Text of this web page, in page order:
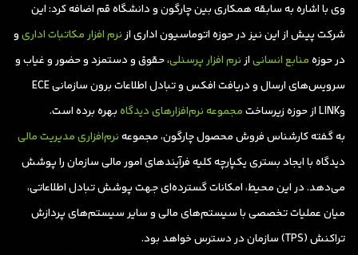
وی با اشاره به سابقه همکاری بین چارگون و دانشگاه قم اضافه کرد: این
شرکت پیش از این نیز در حوزه اتوماسیون اداری از نرم افزار مکاتبات اداریو
در حوزهمنابع انسانیاز نرم افزار پرسنلی، حقوق و دستمزد و حضور و غیاب و
سرویس‌های ارسال و دریافت افکس و تبادل اطلاعات برون سازمانی ECE
وLINK از حوزه زیرساخت
مجموعه نرم‌افزارهای دیدگاهبهره برده است.
به گفته کارشناس فروش محصول چارگون، مجموعهنرم‌افزاری مدیریت مالی
دیدگاه با ایجاد بستری یکپارچه کلیه فرآیندهای امور مالی سازمان را پوشش
می‌دهد. در این محیط، امکانات گسترده‌ای جهت پوشش تبادل اطلاعاتی،
میان عملیات تخصصی با سیستم‌های مالی و سایر سیستم‌های پردازش
تراکنش (TPS) سازمان در دسترس خواهد بود.